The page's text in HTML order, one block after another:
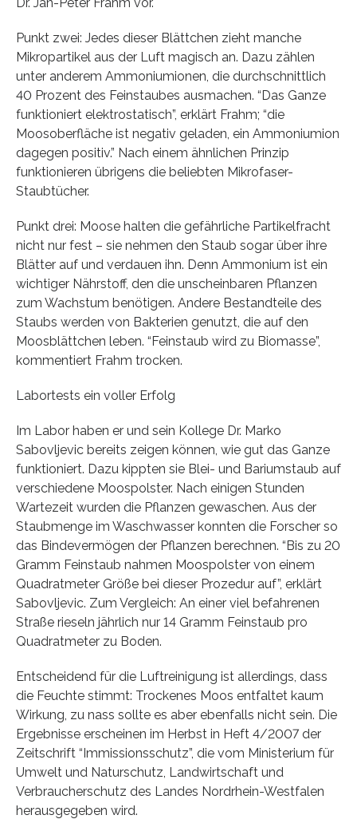
Punkt zwei: Jedes dieser Blättchen zieht manche
Mikropartikel aus der Luft magisch an. Dazu zählen
unter anderem Ammoniumionen, die durchschnittlich
40 Prozent des Feinstaubes ausmachen. “Das Ganze
funktioniert elektrostatisch”, erklärt Frahm; “die
Moosoberfläche ist negativ geladen, ein Ammoniumion
dagegen positiv.” Nach einem ähnlichen Prinzip
funktionieren übrigens die beliebten Mikrofaser-
Staubtücher.
Punkt drei: Moose halten die gefährliche Partikelfracht
nicht nur fest – sie nehmen den Staub sogar über ihre
Blätter auf und verdauen ihn. Denn Ammonium ist ein
wichtiger Nährstoff, den die unscheinbaren Pflanzen
zum Wachstum benötigen. Andere Bestandteile des
Staubs werden von Bakterien genutzt, die auf den
Moosblättchen leben. “Feinstaub wird zu Biomasse”,
kommentiert Frahm trocken.
Labortests ein voller Erfolg
Im Labor haben er und sein Kollege Dr. Marko
Sabovljevic bereits zeigen können, wie gut das Ganze
funktioniert. Dazu kippten sie Blei- und Bariumstaub auf
verschiedene Moospolster. Nach einigen Stunden
Wartezeit wurden die Pflanzen gewaschen. Aus der
Staubmenge im Waschwasser konnten die Forscher so
das Bindevermögen der Pflanzen berechnen. “Bis zu 20
Gramm Feinstaub nahmen Moospolster von einem
Quadratmeter Größe bei dieser Prozedur auf”, erklärt
Sabovljevic. Zum Vergleich: An einer viel befahrenen
Straße rieseln jährlich nur 14 Gramm Feinstaub pro
Quadratmeter zu Boden.
Entscheidend für die Luftreinigung ist allerdings, dass
die Feuchte stimmt: Trockenes Moos entfaltet kaum
Wirkung, zu nass sollte es aber ebenfalls nicht sein. Die
Ergebnisse erscheinen im Herbst in Heft 4/2007 der
Zeitschrift “Immissionsschutz”, die vom Ministerium für
Umwelt und Naturschutz, Landwirtschaft und
Verbraucherschutz des Landes Nordrhein-Westfalen
herausgegeben wird.